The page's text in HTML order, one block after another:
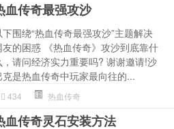
血传奇最强攻沙
下围绕“热血传奇最强攻沙”主题解决
友的困惑 《热血传奇》攻沙到底靠什
，请问经济实力重要吗? 谢谢邀请!沙
克是热血传奇中玩家最向往的...
434 热血传奇
血传奇灵石安装方法